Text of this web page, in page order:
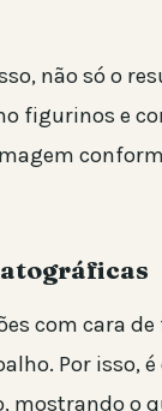
não só o
figurinos e
com cara
Por isso,
mostrando o